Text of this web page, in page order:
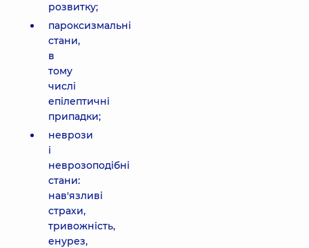
розвитку;
пароксизмальні
стани,
в
тому
числі
епілептичні
припадки;
неврози
і
неврозоподібні
стани:
нав'язливі
страхи,
тривожність,
енурез,